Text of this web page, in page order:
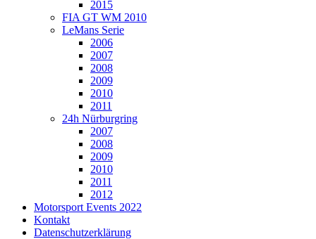
2015
FIA GT WM 2010
LeMans Serie
2006
2007
2008
2009
2010
2011
24h Nürburgring
2007
2008
2009
2010
2011
2012
Motorsport Events 2022
Kontakt
Datenschutzerklärung